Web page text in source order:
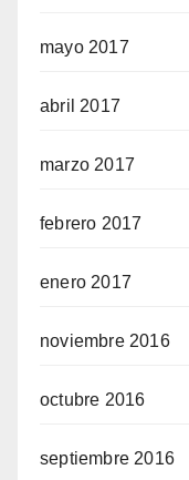
mayo 2017
abril 2017
marzo 2017
febrero 2017
enero 2017
noviembre 2016
octubre 2016
septiembre 2016